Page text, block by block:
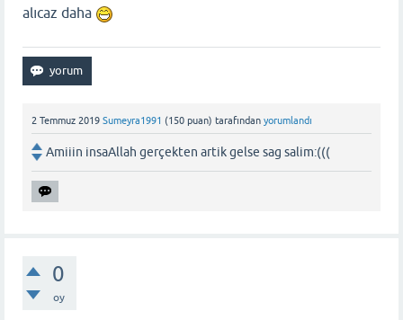
alıcaz daha
2 Temmuz 2019 Sumeyra1991 (150 puan) tarafından yorumlandı
Amiiin insaAllah gerçekten artik gelse sag salim:(((
0
oy